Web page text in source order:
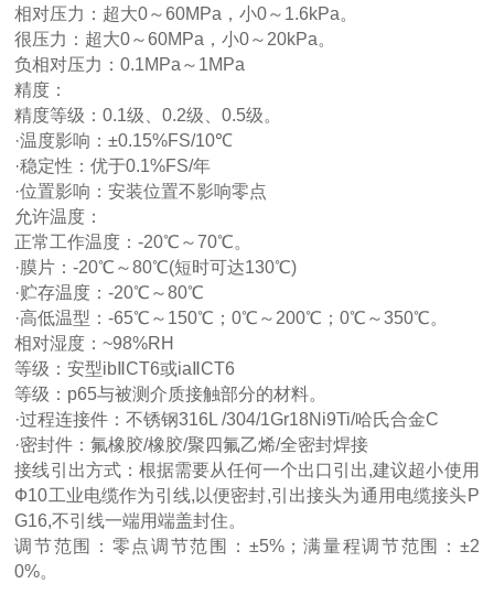
相对压力：超大0～60MPa，小0～1.6kPa。
很压力：超大0～60MPa，小0～20kPa。
负相对压力：0.1MPa～1MPa
精度：
精度等级：0.1级、0.2级、0.5级。
·温度影响：±0.15%FS/10℃
·稳定性：优于0.1%FS/年
·位置影响：安装位置不影响零点
允许温度：
正常工作温度：-20℃～70℃。
·膜片：-20℃～80℃(短时可达130℃)
·贮存温度：-20℃～80℃
·高低温型：-65℃～150℃；0℃～200℃；0℃～350℃。
相对湿度：~98%RH
等级：安型ibⅡCT6或iaⅡCT6
等级：p65与被测介质接触部分的材料。
·过程连接件：不锈钢316L /304/1Gr18Ni9Ti/哈氏合金C
·密封件：氟橡胶/橡胶/聚四氟乙烯/全密封焊接
接线引出方式：根据需要从任何一个出口引出,建议超小使用
Ф10工业电缆作为引线,以便密封,引出接头为通用电缆接头P
G16,不引线一端用端盖封住。
调节范围：零点调节范围：±5%；满量程调节范围：±2
0%。